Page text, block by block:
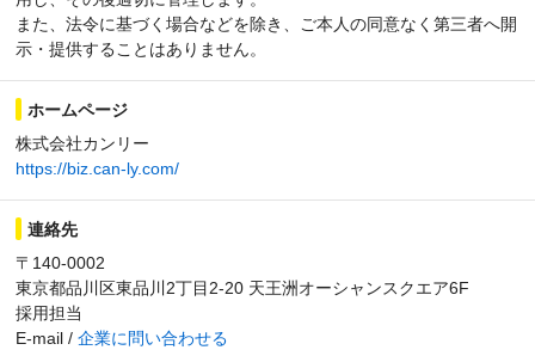
また、法令に基づく場合などを除き、ご本人の同意なく第三者へ開
示・提供することはありません。
ホームページ
株式会社カンリー
https://biz.can-ly.com/
連絡先
〒140-0002
東京都品川区東品川2丁目2-20 天王洲オーシャンスクエア6F
採用担当
E-mail / 企業に問い合わせる